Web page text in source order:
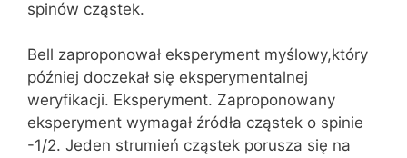
spinów cząstek.
Bell zaproponował eksperyment myślowy,który
później doczekał się eksperymentalnej
weryfikacji. Eksperyment. Zaproponowany
eksperyment wymagał źródła cząstek o spinie
-1/2. Jeden strumień cząstek porusza się na